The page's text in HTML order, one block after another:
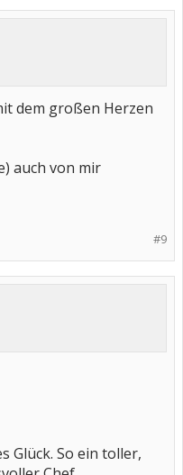
dem großen Herzen
auch von mir
#9
Glück. So ein toller,